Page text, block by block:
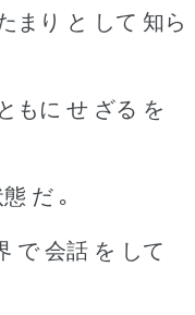
まり と して 知ら
もに せ ざる を
だ ｡
で 会話 を して